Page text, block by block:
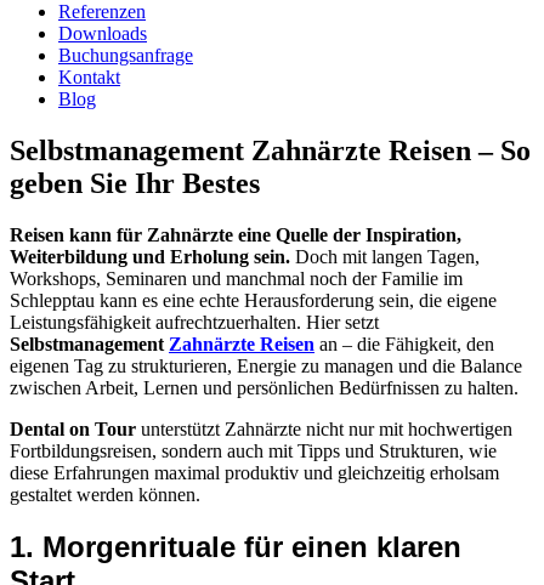
Referenzen
Downloads
Buchungsanfrage
Kontakt
Blog
Selbstmanagement Zahnärzte Reisen – So
geben Sie Ihr Bestes
Reisen kann für Zahnärzte eine Quelle der Inspiration,
Weiterbildung und Erholung sein. Doch mit langen Tagen,
Workshops, Seminaren und manchmal noch der Familie im
Schlepptau kann es eine echte Herausforderung sein, die eigene
Leistungsfähigkeit aufrechtzuerhalten. Hier setzt
Selbstmanagement Zahnärzte Reisen an – die Fähigkeit, den
eigenen Tag zu strukturieren, Energie zu managen und die Balance
zwischen Arbeit, Lernen und persönlichen Bedürfnissen zu halten.
Dental on Tour unterstützt Zahnärzte nicht nur mit hochwertigen
Fortbildungsreisen, sondern auch mit Tipps und Strukturen, wie
diese Erfahrungen maximal produktiv und gleichzeitig erholsam
gestaltet werden können.
1. Morgenrituale für einen klaren